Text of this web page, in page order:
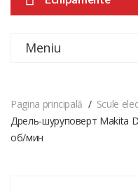
Meniu
Pagina principală
Scule
Дрель-шуруповерт Makita
об/мин